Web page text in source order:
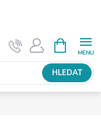
HLEDAT
NÁKUPNÍ
KOŠÍK